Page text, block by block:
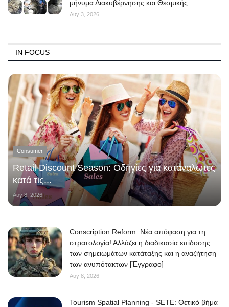
μήνυμα Διακυβέρνησης και Θεσμικής...
Αυγ 3, 2026
IN FOCUS
Consumer
Retail Discount Season: Οδηγίες για καταναλωτές
κατά τις...
Αυγ 8, 2026
Conscription Reform: Νέα απόφαση για τη
στρατολογία! Αλλάζει η διαδικασία επίδοσης
των σημειωμάτων κατάταξης και η αναζήτηση
των ανυπότακτων [Έγγραφο]
Αυγ 8, 2026
Tourism Spatial Planning - SETE: Θετικό βήμα